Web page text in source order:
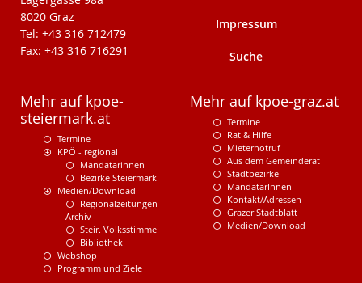
8020 Graz
Tel: +43 316 712479
Fax: +43 316 716291
Impressum
Suche
Mehr auf kpoe-
steiermark.at
Termine
KPÖ - regional
Mandatarinnen
Bezirke Steiermark
Medien/Download
Regionalzeitungen
Archiv
Steir. Volksstimme
Bibliothek
Webshop
Programm und Ziele
Mehr auf kpoe-graz.at
Termine
Rat & Hilfe
Mieternotruf
Aus dem Gemeinderat
Stadtbezirke
MandatarInnen
Kontakt/Adressen
Grazer Stadtblatt
Medien/Download